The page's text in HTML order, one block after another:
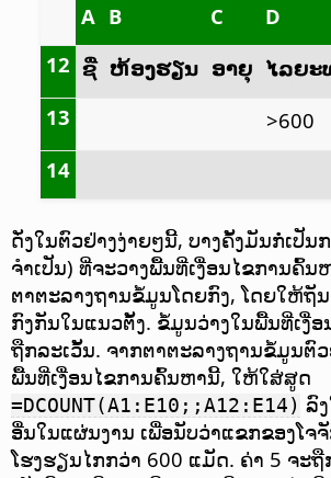
A B C D
12 ຊື່ ຫ້ອງຮຽນ ອາຍຸ ໄລຍະ
13
>600
14
ດັ່ງໃນຕົວຢ່າງງ່າຍໆນີ້, ບາງຄັ້ງມັນກໍ່ເປັນ
ຈຳເປັນ) ທີ່ຈະວາງພື້ນທີ່ເງື່ອນໄຂການຄົ້ນ
ຕາຕະລາງຖານຂໍ້ມູນໂດຍກົງ, ໂດຍໃຫ້ຖັ
ກົງກັນໃນແນວຕັ້ງ. ຂໍ້ມູນວ່າງໃນພື້ນທີ່ເງື່
ຖືກລະເວັ້ນ. ຈາກຕາຕະລາງຖານຂໍ້ມູນຕົວ
ພື້ນທີ່ເງື່ອນໄຂການຄົ້ນຫານີ້, ໃຫ້ໃສ່ສູດ
=DCOUNT(A1:E10;;A12:E14) ລົ
ອື່ນໃນແຜ່ນງານ ເພື່ອນັບວ່າແຂກຂອງໂຈ
ໂຮງຮຽນໄກກວ່າ 600 ແມັດ. ຄ່າ 5 ຈະ